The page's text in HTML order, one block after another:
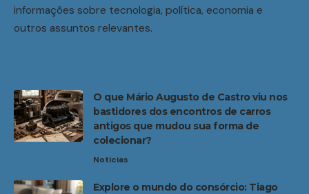
informações sobre tecnologia, política, economia e
outros assuntos relevantes.
O que Mário Augusto de Castro viu nos
bastidores dos encontros de carros
antigos que mudou sua forma de
colecionar?
Noticias
Explore o mundo do consórcio: Tiago